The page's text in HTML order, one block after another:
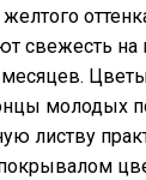
свежесть на
молодых
листву